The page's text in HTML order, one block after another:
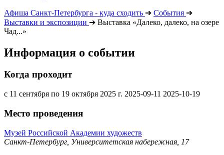
Афиша Санкт-Петербурга - куда сходить ➔ События ➔
Выставки и экспозиции ➔ Выставка «Далеко, далеко, на озере
Чад...»
Информация о событии
Когда проходит
с 11 сентября по 19 октября 2025 г. 2025-09-11 2025-10-19
Место проведения
Музей Российской Академии художеств
Санкт-Петербург, Университетская набережная, 17